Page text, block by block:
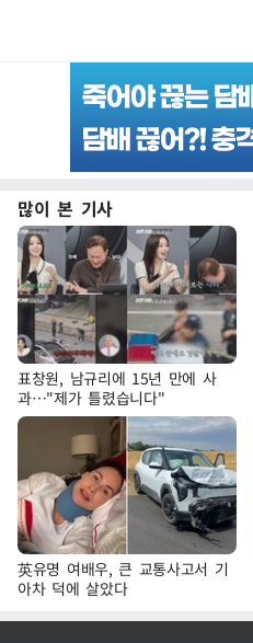
많이 본 기사
표창원, 남규리에 15년 만에 사
과…"제가 틀렸습니다"
英유명 여배우, 큰 교통사고서 기
아차 덕에 살았다